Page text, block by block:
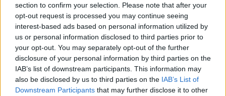
section to confirm your selection. Please note that after your
opt-out request is processed you may continue seeing
interest-based ads based on personal information utilized by
us or personal information disclosed to third parties prior to
your opt-out. You may separately opt-out of the further
disclosure of your personal information by third parties on the
IAB’s list of downstream participants. This information may
also be disclosed by us to third parties on the IAB’s List of
Downstream Participants that may further disclose it to other
Η Σίσσυ Χρηστίδου φωτογραφήθηκε με μονοκίνι σε
παραλία στα Χανιά
πριν 21 λεπτά
Δύο συλλήψεις για παράνομη μεταφορά μεταναστών σε
Έβρο και Ροδόπη
πριν 30 λεπτά
Ένας γιατρός δίνει 5 απλές συμβουλές που χαρίζουν
πριν 36 λεπτά